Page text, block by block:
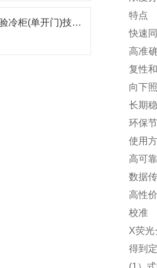
YC-800层析实验冷柜(单开门)技术参数
特点
快速
高准
复性
向下
长期
环保
使用
高可
数据
高性
校准
X荧
得